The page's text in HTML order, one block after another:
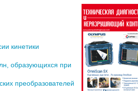
кинетики
образующихся при
преобразователей